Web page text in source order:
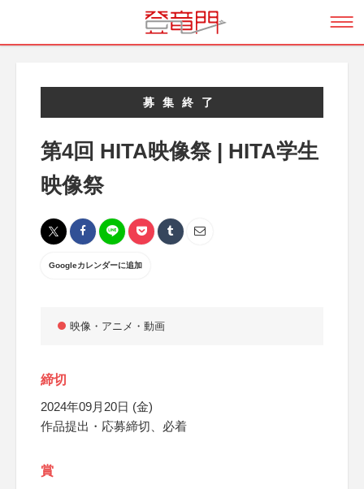
募集終了
第4回 HITA映像祭 | HITA学生
映像祭
Googleカレンダーに追加
映像・アニメ・動画
締切
2024年09月20日 (金)
作品提出・応募締切、必着
賞